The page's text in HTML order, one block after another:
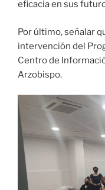
eficacia en sus
Por último, señalar
intervención del
Centro de
Arzobispo.